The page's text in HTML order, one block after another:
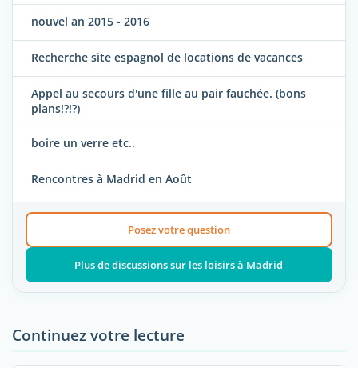
nouvel an 2015 - 2016
Recherche site espagnol de locations de vacances
Appel au secours d'une fille au pair fauchée. (bons
plans!?!?)
boire un verre etc..
Rencontres à Madrid en Août
Posez votre question
Plus de discussions sur les loisirs à Madrid
Continuez votre lecture